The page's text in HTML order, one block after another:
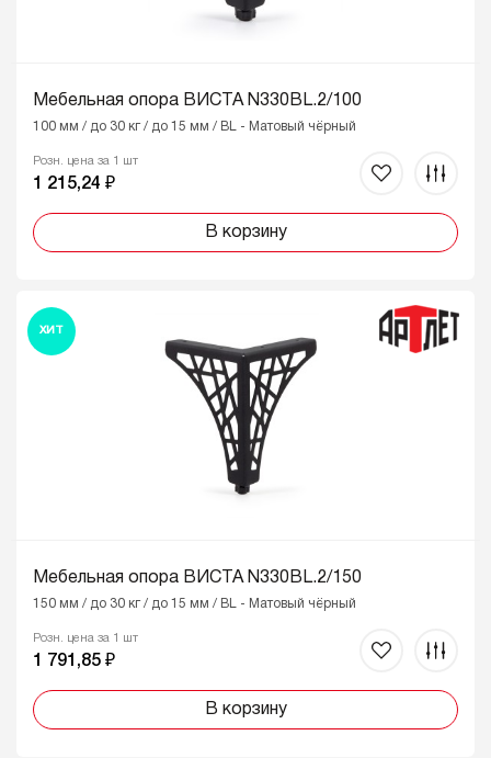
Мебельная опора ВИСТА N330BL.2/100
100 мм / до 30 кг / до 15 мм / BL - Матовый чёрный
Розн. цена за 1 шт
1 215,24 ₽
В корзину
ХИТ
Мебельная опора ВИСТА N330BL.2/150
150 мм / до 30 кг / до 15 мм / BL - Матовый чёрный
Розн. цена за 1 шт
1 791,85 ₽
В корзину